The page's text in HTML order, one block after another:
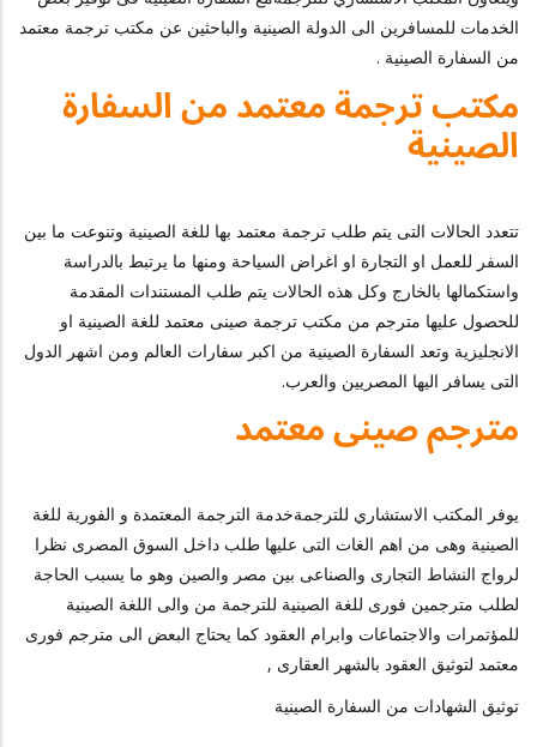
الخدمات للمسافرين الى الدولة الصينية والباحثين عن مكتب ترجمة معتمد
من السفارة الصينية .
مكتب ترجمة معتمد من السفارة
الصينية
تتعدد الحالات التى يتم طلب ترجمة معتمد بها للغة الصينية وتنوعت ما بين
السفر للعمل او التجارة او اغراض السياحة ومنها ما يرتبط بالدراسة
واستكمالها بالخارج وكل هذه الحالات يتم طلب المستندات المقدمة
للحصول عليها مترجم من مكتب ترجمة صينى معتمد للغة الصينية او
الانجليزية وتعد السفارة الصينية من اكبر سفارات العالم ومن اشهر الدول
التى يسافر اليها المصريين والعرب.
مترجم صينى معتمد
يوفر المكتب الاستشاري للترجمةخدمة الترجمة المعتمدة و الفورية للغة
الصينية وهى من اهم الغات التى عليها طلب داخل السوق المصرى نظرا
لرواج النشاط التجارى والصناعى بين مصر والصين وهو ما يسبب الحاجة
لطلب مترجمين فورى للغة الصينية للترجمة من والى اللغة الصينية
للمؤتمرات والاجتماعات وابرام العقود كما يحتاج البعض الى مترجم فورى
معتمد لتوثيق العقود بالشهر العقارى ,
توثيق الشهادات من السفارة الصينية